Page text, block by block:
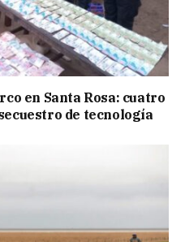
en Santa Rosa: cuatro
de tecnología